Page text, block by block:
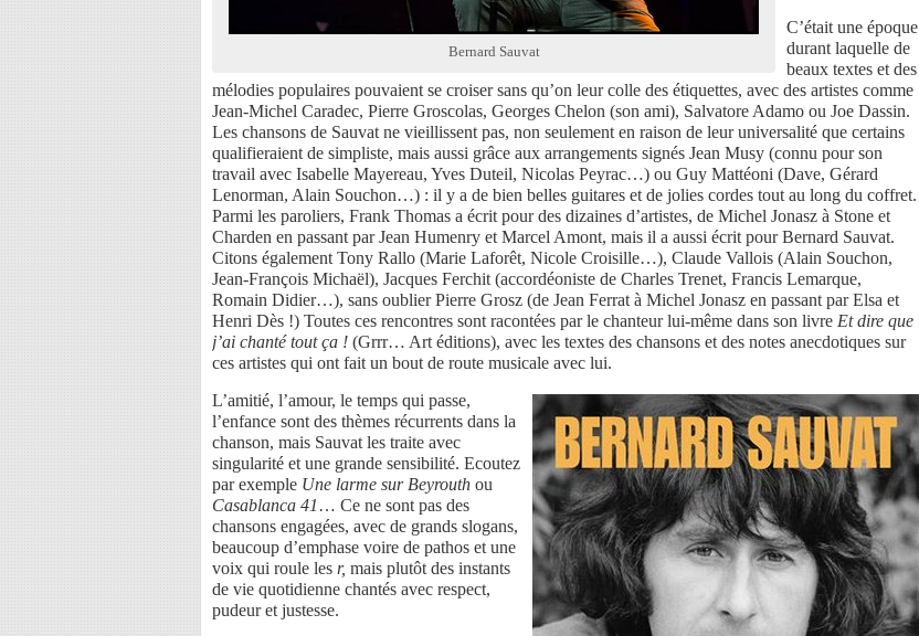
Bernard Sauvat
C’était une époque
durant laquelle de
beaux textes et des
mélodies populaires pouvaient se croiser sans qu’on leur colle des étiquettes, avec des artistes comme
Jean-Michel Caradec, Pierre Groscolas, Georges Chelon (son ami), Salvatore Adamo ou Joe Dassin.
Les chansons de Sauvat ne vieillissent pas, non seulement en raison de leur universalité que certains
qualifieraient de simpliste, mais aussi grâce aux arrangements signés Jean Musy (connu pour son
travail avec Isabelle Mayereau, Yves Duteil, Nicolas Peyrac…) ou Guy Mattéoni (Dave, Gérard
Lenorman, Alain Souchon…) : il y a de bien belles guitares et de jolies cordes tout au long du coffret.
Parmi les paroliers, Frank Thomas a écrit pour des dizaines d’artistes, de Michel Jonasz à Stone et
Charden en passant par Jean Humenry et Marcel Amont, mais il a aussi écrit pour Bernard Sauvat.
Citons également Tony Rallo (Marie Laforêt, Nicole Croisille…), Claude Vallois (Alain Souchon,
Jean-François Michaël), Jacques Ferchit (accordéoniste de Charles Trenet, Francis Lemarque,
Romain Didier…), sans oublier Pierre Grosz (de Jean Ferrat à Michel Jonasz en passant par Elsa et
Henri Dès !) Toutes ces rencontres sont racontées par le chanteur lui-même dans son livre Et dire que
j’ai chanté tout ça ! (Grrr… Art éditions), avec les textes des chansons et des notes anecdotiques sur
ces artistes qui ont fait un bout de route musicale avec lui.
L’amitié, l’amour, le temps qui passe,
l’enfance sont des thèmes récurrents dans la
chanson, mais Sauvat les traite avec
singularité et une grande sensibilité. Ecoutez
par exemple Une larme sur Beyrouth ou
Casablanca 41… Ce ne sont pas des
chansons engagées, avec de grands slogans,
beaucoup d’emphase voire de pathos et une
voix qui roule les r, mais plutôt des instants
de vie quotidienne chantés avec respect,
pudeur et justesse.